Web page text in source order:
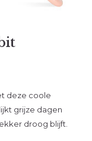
deze coole
grijze dagen
droog blijft.